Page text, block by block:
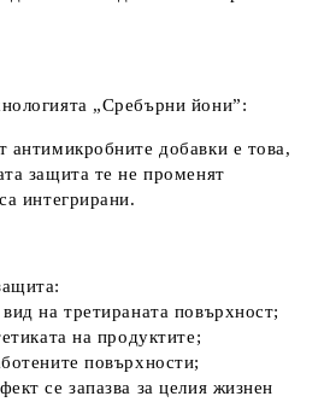
„Сребърни йони”:
антимикробните добавки е това,
защита те не променят
интегрирани.
на третираната повърхност;
на продуктите;
повърхности;
се запазва за целия жизнен